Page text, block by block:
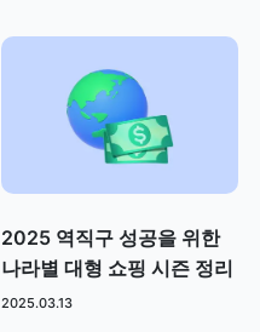
2025 역직구 성공을 위한
나라별 대형 쇼핑 시즌 정리
2025.03.13